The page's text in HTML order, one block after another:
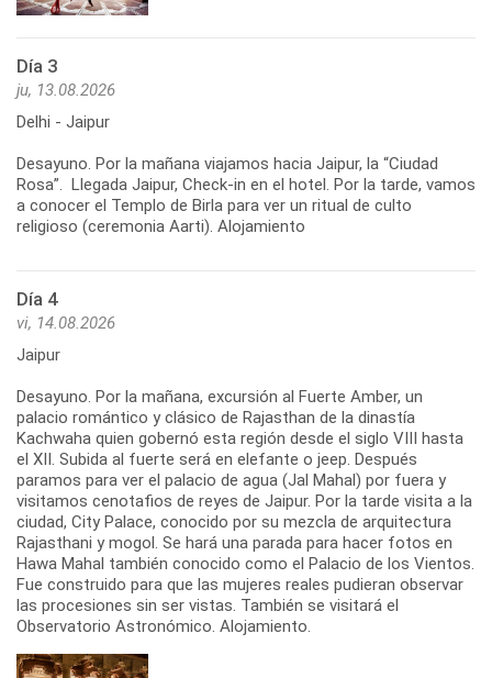
Día 3
ju, 13.08.2026
Delhi - Jaipur
Desayuno. Por la mañana viajamos hacia Jaipur, la “Ciudad
Rosa”. Llegada Jaipur, Check-in en el hotel. Por la tarde, vamos
a conocer el Templo de Birla para ver un ritual de culto
Día 4
vi, 14.08.2026
Jaipur
Desayuno. Por la mañana, excursión al Fuerte Amber, un
palacio romántico y clásico de Rajasthan de la dinastía
Kachwaha quien gobernó esta región desde el siglo VIII hasta
el XII. Subida al fuerte será en elefante o jeep. Después
paramos para ver el palacio de agua (Jal Mahal) por fuera y
visitamos cenotafios de reyes de Jaipur. Por la tarde visita a la
ciudad, City Palace, conocido por su mezcla de arquitectura
Rajasthani y mogol. Se hará una parada para hacer fotos en
Hawa Mahal también conocido como el Palacio de los Vientos.
Fue construido para que las mujeres reales pudieran observar
las procesiones sin ser vistas. También se visitará el
Observatorio Astronómico. Alojamiento.